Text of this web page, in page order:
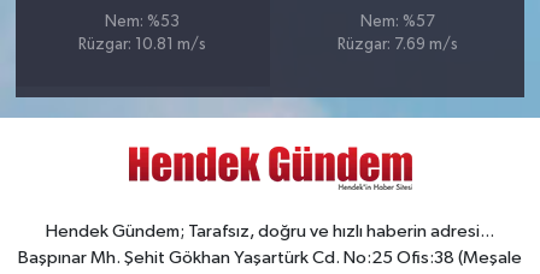
Nem: %53
Rüzgar: 10.81 m/s
Nem: %57
Rüzgar: 7.69 m/s
Hendek Gündem; Tarafsız, doğru ve hızlı haberin adresi...
Başpınar Mh. Şehit Gökhan Yaşartürk Cd. No:25 Ofis:38 (Meşale